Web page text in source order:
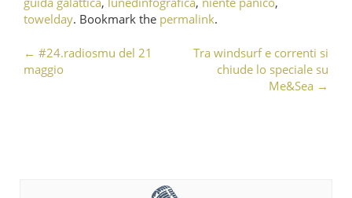
towelday. Bookmark the permalink.
Post navigation
← #24.radiosmu del 21
maggio
Tra windsurf e correnti si
chiude lo speciale su
Me&Sea →